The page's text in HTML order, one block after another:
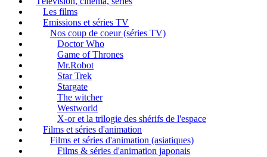
Les films
Emissions et séries TV
Nos coup de coeur (séries TV)
Doctor Who
Game of Thrones
Mr.Robot
Star Trek
Stargate
The witcher
Westworld
X-or et la trilogie des shérifs de l'espace
Films et séries d'animation
Films et séries d'animation (asiatiques)
Films & séries d'animation japonais